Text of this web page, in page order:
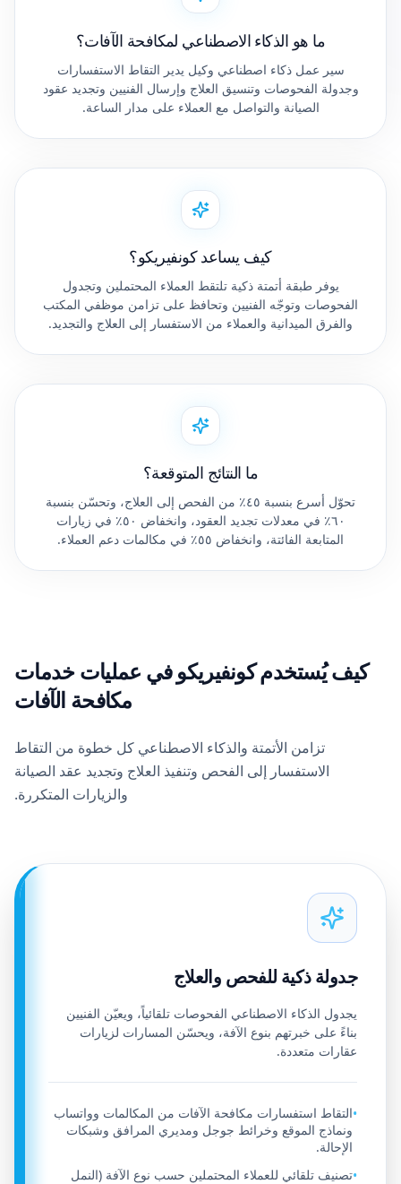
ما هو الذكاء الاصطناعي لمكافحة الآفات؟
سير عمل ذكاء اصطناعي وكيل يدير التقاط الاستفسارات
وجدولة الفحوصات وتنسيق العلاج وإرسال الفنيين وتجديد عقود
الصيانة والتواصل مع العملاء على مدار الساعة.
كيف يساعد كونفيريكو؟
يوفر طبقة أتمتة ذكية تلتقط العملاء المحتملين وتجدول
الفحوصات وتوجّه الفنيين وتحافظ على تزامن موظفي المكتب
والفرق الميدانية والعملاء من الاستفسار إلى العلاج والتجديد.
ما النتائج المتوقعة؟
تحوّل أسرع بنسبة ٤٥٪ من الفحص إلى العلاج، وتحسّن بنسبة
٦٠٪ في معدلات تجديد العقود، وانخفاض ٥٠٪ في زيارات
المتابعة الفائتة، وانخفاض ٥٥٪ في مكالمات دعم العملاء.
كيف يُستخدم كونفيريكو في عمليات خدمات
مكافحة الآفات
تزامن الأتمتة والذكاء الاصطناعي كل خطوة من التقاط
الاستفسار إلى الفحص وتنفيذ العلاج وتجديد عقد الصيانة
والزيارات المتكررة.
جدولة ذكية للفحص والعلاج
يجدول الذكاء الاصطناعي الفحوصات تلقائياً، ويعيّن الفنيين
بناءً على خبرتهم بنوع الآفة، ويحسّن المسارات لزيارات
عقارات متعددة.
•التقاط استفسارات مكافحة الآفات من المكالمات وواتساب
ونماذج الموقع وخرائط جوجل ومديري المرافق وشبكات
الإحالة.
•تصنيف تلقائي للعملاء المحتملين حسب نوع الآفة (النمل